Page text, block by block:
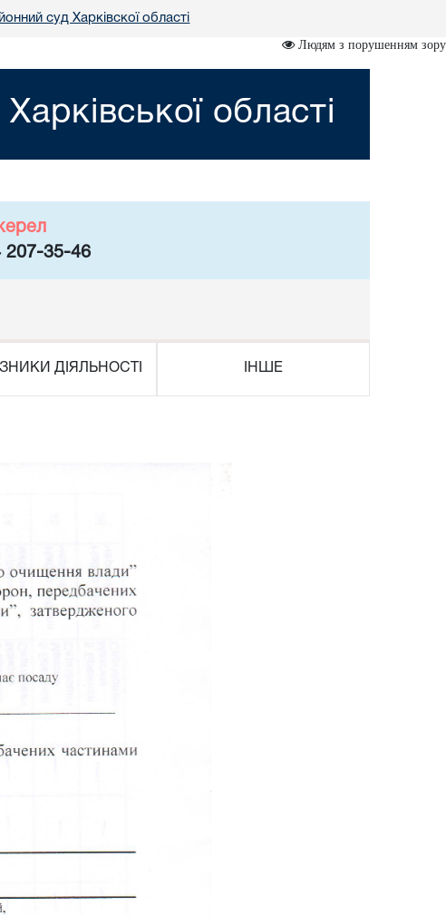
суд Харківскої області
Людям з порушенням зору
області
207-35-46
ДІЯЛЬНОСТІ ІНШЕ